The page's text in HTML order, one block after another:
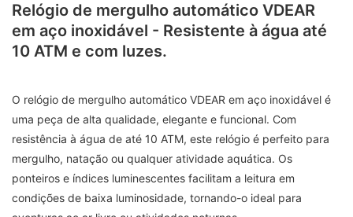
Relógio de mergulho automático VDEAR
em aço inoxidável - Resistente à água até
10 ATM e com luzes.
O relógio de mergulho automático VDEAR em aço inoxidável é
uma peça de alta qualidade, elegante e funcional. Com
resistência à água de até 10 ATM, este relógio é perfeito para
mergulho, natação ou qualquer atividade aquática. Os
ponteiros e índices luminescentes facilitam a leitura em
condições de baixa luminosidade, tornando-o ideal para